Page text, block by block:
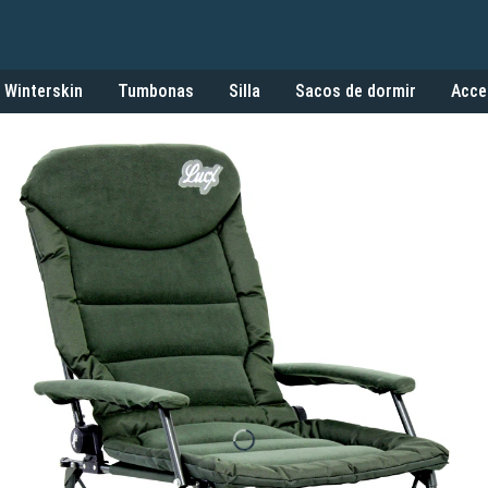
Winterskin Tumbonas Silla Sacos de dormir